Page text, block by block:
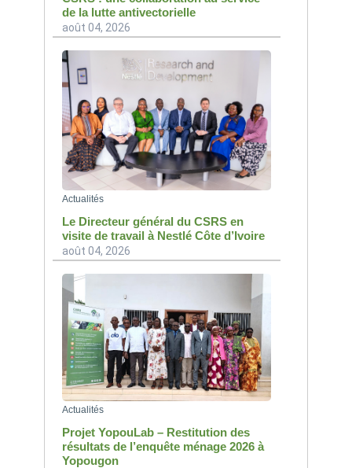
de la lutte antivectorielle
août 04, 2026
Actualités
Le Directeur général du CSRS en
visite de travail à Nestlé Côte d’Ivoire
août 04, 2026
Actualités
Projet YopouLab – Restitution des
résultats de l’enquête ménage 2026 à
Yopougon